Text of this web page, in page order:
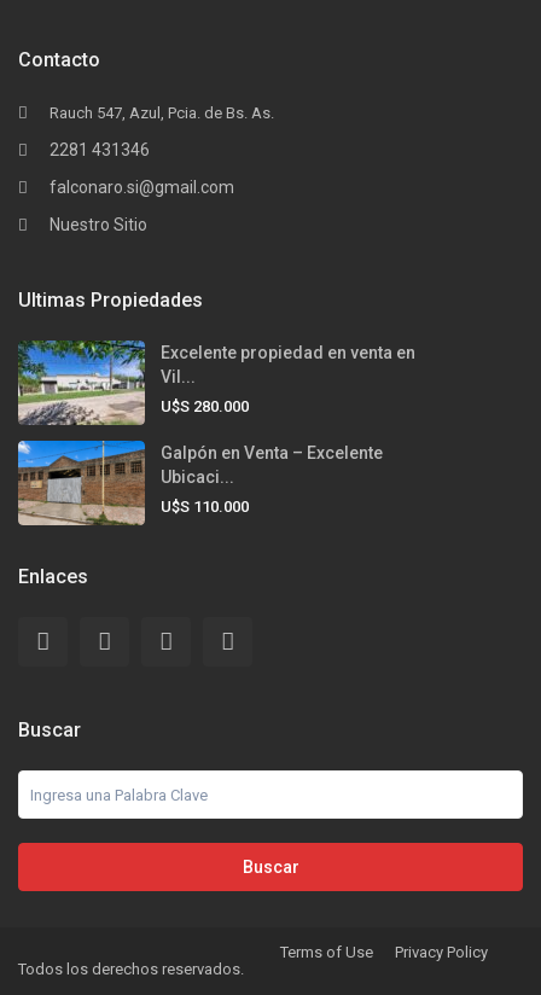
Contacto
Rauch 547, Azul, Pcia. de Bs. As.
2281 431346
falconaro.si@gmail.com
Nuestro Sitio
Ultimas Propiedades
Excelente propiedad en venta en
Vil...
U$S 280.000
Galpón en Venta – Excelente
Ubicaci...
U$S 110.000
Enlaces
Buscar
Buscar
Todos los derechos reservados.
Terms of Use Privacy Policy